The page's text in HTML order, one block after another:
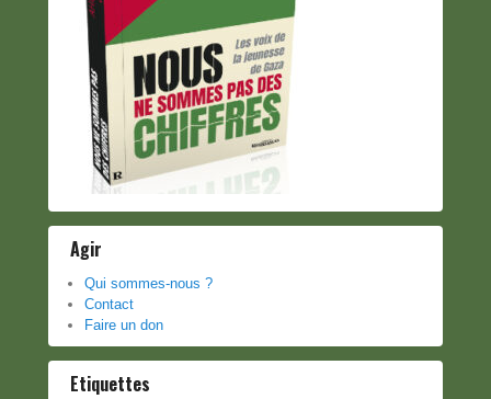
Agir
Qui sommes-nous ?
Contact
Faire un don
Etiquettes